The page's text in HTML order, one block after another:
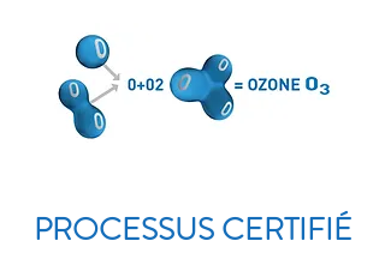
PROCESSUS CERTIFIÉ